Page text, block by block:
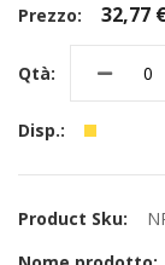
32,77